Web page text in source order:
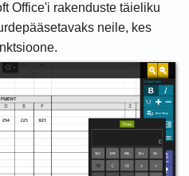
Office'i rakenduste täieliku
neile, kes